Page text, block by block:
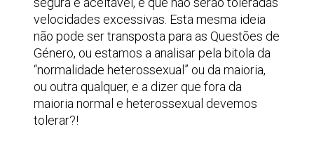
velocidades excessivas. Esta mesma ideia
não pode ser transposta para as Questões de
Género, ou estamos a analisar pela bitola da
“normalidade heterossexual” ou da maioria,
ou outra qualquer, e a dizer que fora da
maioria normal e heterossexual devemos
tolerar?!